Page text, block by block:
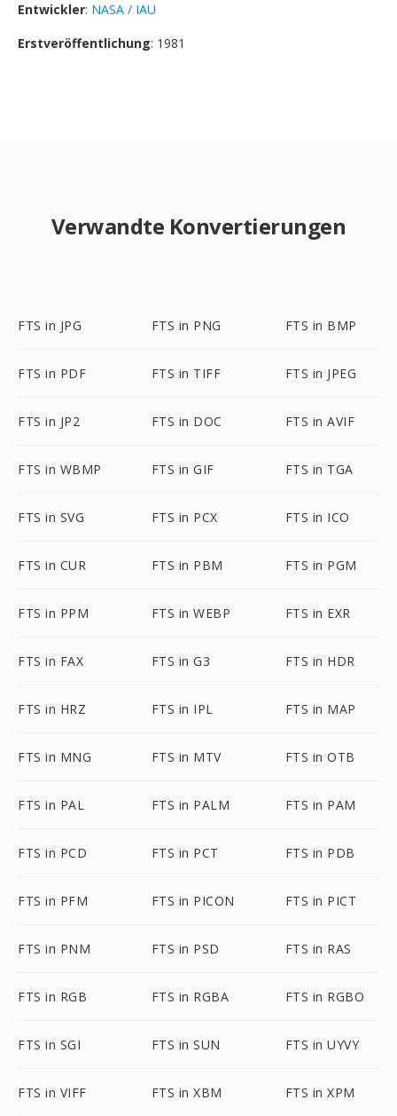
Entwickler: NASA / IAU
Erstveröffentlichung: 1981
Verwandte Konvertierungen
FTS in JPG FTS in PNG FTS in BMP
FTS in PDF FTS in TIFF FTS in JPEG
FTS in JP2 FTS in DOC FTS in AVIF
FTS in WBMP FTS in GIF FTS in TGA
FTS in SVG FTS in PCX FTS in ICO
FTS in CUR FTS in PBM FTS in PGM
FTS in PPM FTS in WEBP FTS in EXR
FTS in FAX FTS in G3 FTS in HDR
FTS in HRZ FTS in IPL FTS in MAP
FTS in MNG FTS in MTV FTS in OTB
FTS in PAL FTS in PALM FTS in PAM
FTS in PCD FTS in PCT FTS in PDB
FTS in PFM FTS in PICON FTS in PICT
FTS in PNM FTS in PSD FTS in RAS
FTS in RGB FTS in RGBA FTS in RGBO
FTS in SGI FTS in SUN FTS in UYVY
FTS in VIFF FTS in XBM FTS in XPM